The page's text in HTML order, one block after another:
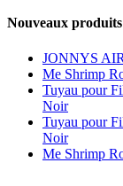
Nouveaux
JONNYS
Me Shrimp
Tuyau pour
Noir
Tuyau pour
Noir
Me Shrimp